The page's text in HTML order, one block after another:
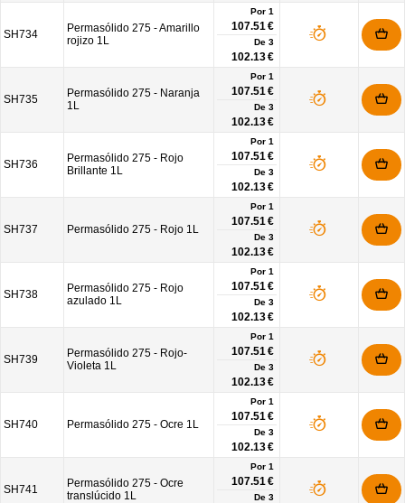
SH734
Permasólido 275 - Amarillo
rojizo 1L
Por 1
107.51 €
De 3
102.13 €
SH735
Permasólido 275 - Naranja
1L
Por 1
107.51 €
De 3
102.13 €
SH736
Permasólido 275 - Rojo
Brillante 1L
Por 1
107.51 €
De 3
102.13 €
SH737 Permasólido 275 - Rojo 1L
Por 1
107.51 €
De 3
102.13 €
SH738
Permasólido 275 - Rojo
azulado 1L
Por 1
107.51 €
De 3
102.13 €
SH739
Permasólido 275 - Rojo-
Violeta 1L
Por 1
107.51 €
De 3
102.13 €
SH740 Permasólido 275 - Ocre 1L
Por 1
107.51 €
De 3
102.13 €
SH741
Permasólido 275 - Ocre
translúcido 1L
Por 1
107.51 €
De 3